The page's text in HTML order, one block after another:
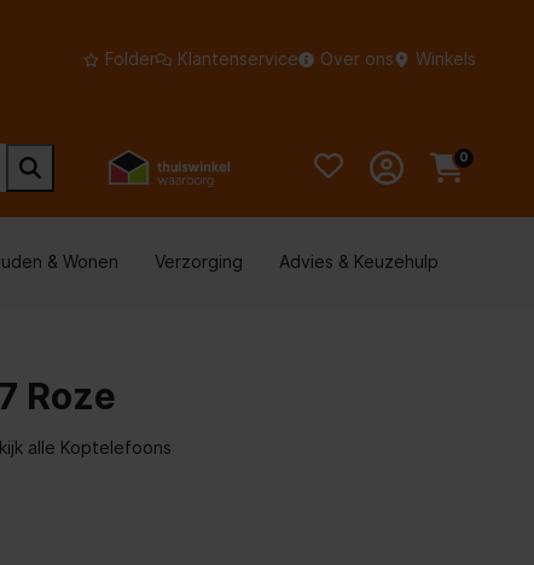
Folder Klantenservice Over ons Winkels
0
& Wonen Verzorging Advies & Keuzehulp
Roze
alle Koptelefoons